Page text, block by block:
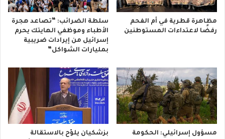
مظاهرة قطرية في أم الفحم
رفضًا لاعتداءات المستوطنين
سلطة الضرائب: “تصاعد هجرة
الأطباء وموظفي الهايتك يحرم
إسرائيل من إيرادات ضريبية
بمليارات الشواكل”
مسؤول إسرائيلي: الحكومة
بزشكيان يلوّح بالاستقالة